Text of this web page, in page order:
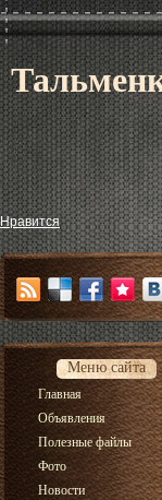
Нравится
Меню сайта
Главная
Объявления
Полезные файлы
Фото
Новости